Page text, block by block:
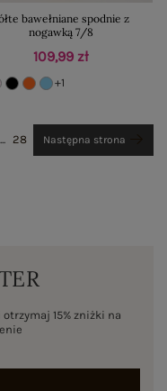
bawełniane spodnie z
nogawką 7/8
109,99 zł
+1
... 28 Następna strona
15% zniżki na